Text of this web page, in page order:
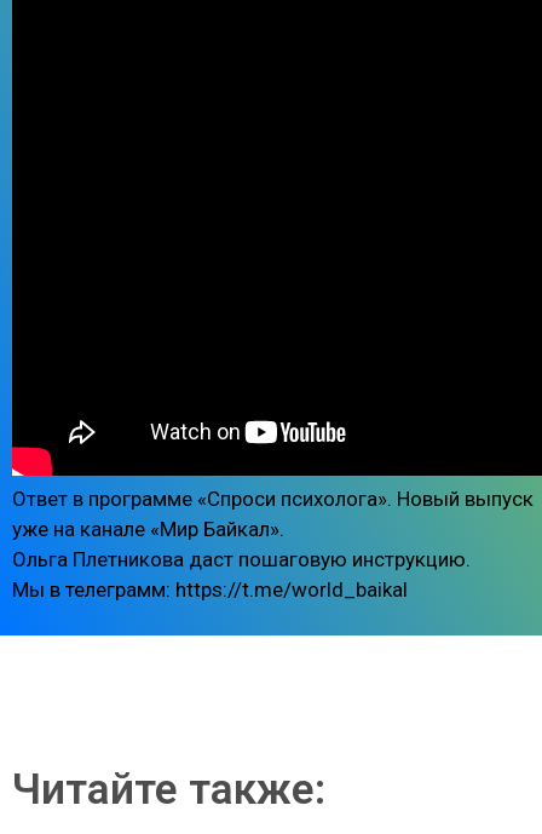
Ответ в программе «Спроси психолога». Новый выпуск
уже на канале «Мир Байкал».
Ольга Плетникова даст пошаговую инструкцию.
Мы в телеграмм: https://t.me/world_baikal
Читайте также: